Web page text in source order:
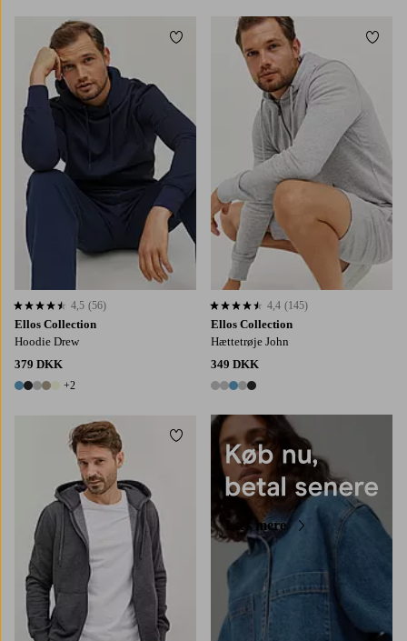
Ellos Collection
Hoodie Drew
379 DKK
7 farver
+2
4,5 baseret på 56 bedømmelser
4,5 (56)
Tilføj til favoritter
Ellos Collection
Hættetrøje John
349 DKK
5 farver
4,4 baseret på 145 bedømmelser
4,4 (145)
Tilføj til favoritter
Læs mere